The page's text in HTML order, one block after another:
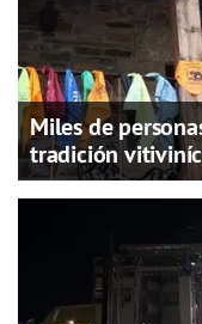
Miles de
tradición